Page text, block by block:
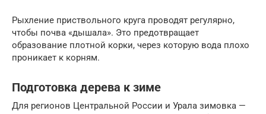
Рыхление приствольного круга проводят регулярно,
чтобы почва «дышала». Это предотвращает
образование плотной корки, через которую вода плохо
проникает к корням.
Подготовка дерева к зиме
Для регионов Центральной России и Урала зимовка —